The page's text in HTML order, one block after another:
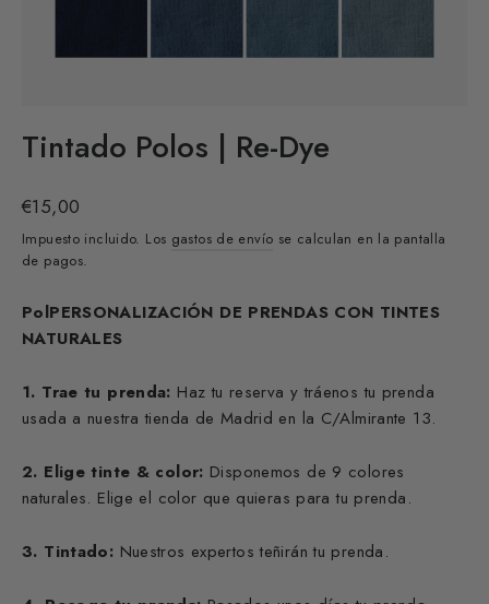
Tintado Polos | Re-Dye
Precio
habitual
€15,00
Impuesto incluido. Los gastos de envío se calculan en la pantalla
de pagos.
PolPERSONALIZACIÓN DE PRENDAS CON TINTES
NATURALES
1. Trae tu prenda: Haz tu reserva y tráenos tu prenda
usada a nuestra tienda de Madrid en la C/Almirante 13.
2. Elige tinte & color: Disponemos de 9 colores
naturales. Elige el color que quieras para tu prenda.
3. Tintado: Nuestros expertos teñirán tu prenda.